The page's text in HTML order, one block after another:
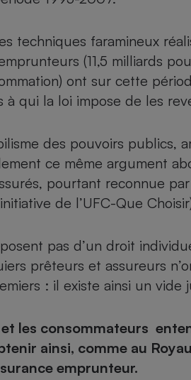
techniques faramineux
(11,5 milliards
ont sur cette
à qui la loi impose de les
des pouvoirs publics,
ce même argument
pourtant reconnue
de l’UFC-Que
pas d’un droit
prêteurs et assureurs
: il existe ainsi un
et les consommateurs
ainsi, comme au
emprunteur.
alimentaire
Assurance
Comparateur auto
Comparatif centrale
Gros électroménager
Informatique
Internet
Téléphonie
Téléviseur
Sécurité domestique
Radiateur électrique
Mutuelle